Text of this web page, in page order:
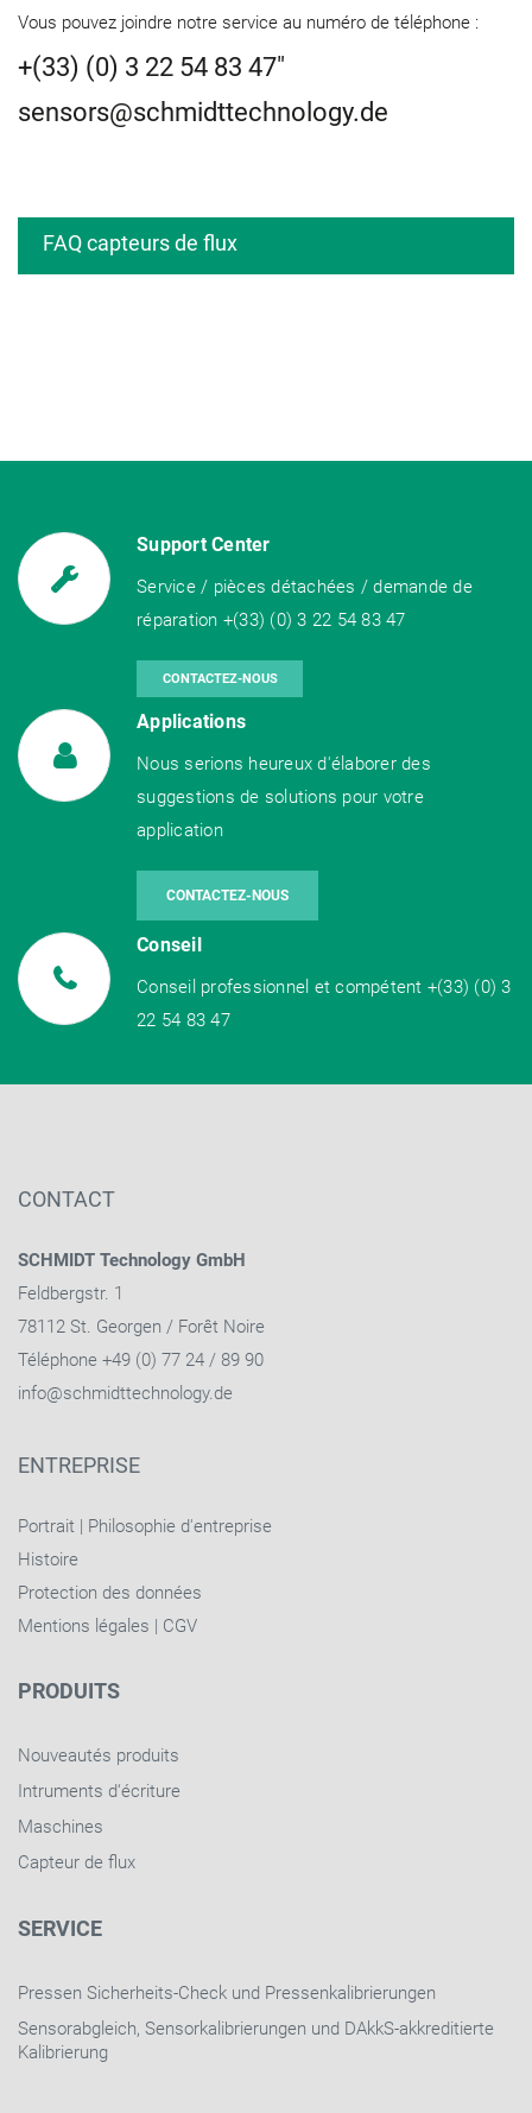
Vous pouvez joindre notre service au numéro de téléphone :
+(33) (0) 3 22 54 83 47"
sensors@schmidttechnology.de
FAQ capteurs de flux
Support Center
Service / pièces détachées / demande de
réparation +(33) (0) 3 22 54 83 47
CONTACTEZ-NOUS
Applications
Nous serions heureux d'élaborer des
suggestions de solutions pour votre
application
CONTACTEZ-NOUS
Conseil
Conseil professionnel et compétent +(33) (0) 3
22 54 83 47
CONTACT
SCHMIDT Technology GmbH
Feldbergstr. 1
78112 St. Georgen / Forêt Noire
Téléphone +49 (0) 77 24 / 89 90
info@schmidttechnology.de
ENTREPRISE
Portrait
Philosophie d'entreprise
Histoire
Protection des données
Mentions légales
CGV
PRODUITS
Nouveautés produits
Intruments d‘écriture
Maschines
Capteur de flux
SERVICE
Pressen Sicherheits-Check und Pressenkalibrierungen
Sensorabgleich, Sensorkalibrierungen und DAkkS-akkreditierte
Kalibrierung